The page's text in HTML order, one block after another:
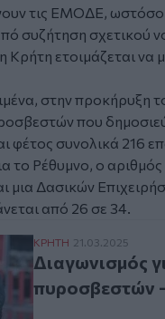
τις ΕΜΟΔΕ,
συζήτηση σχετικού
Κρήτη ετοιμάζεται να
στην προκήρυξη
που
φέτος συνολικά 216
το Ρέθυμνο, ο
μια Δασικών
από 26 σε 34.
Διαγωνισμός για
ΚΡΗΤΗ 21.03.2025
Διαγωνισμός
πυροσβεστών -